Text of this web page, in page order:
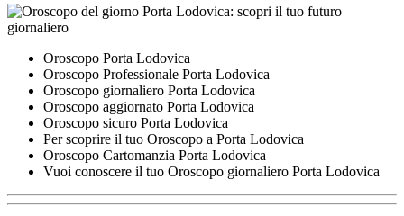
Oroscopo Porta Lodovica
Oroscopo Professionale Porta Lodovica
Oroscopo giornaliero Porta Lodovica
Oroscopo aggiornato Porta Lodovica
Oroscopo sicuro Porta Lodovica
Per scoprire il tuo Oroscopo a Porta Lodovica
Oroscopo Cartomanzia Porta Lodovica
Vuoi conoscere il tuo Oroscopo giornaliero Porta Lodovica